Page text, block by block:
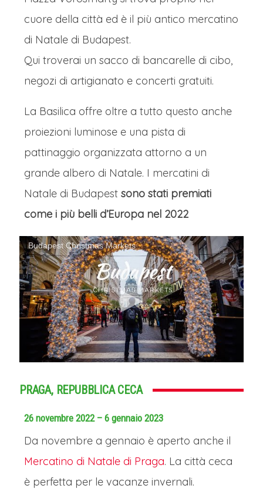
cuore della città ed è il più antico mercatino
di Natale di Budapest.
Qui troverai un sacco di bancarelle di cibo,
negozi di artigianato e concerti gratuiti.
La Basilica offre oltre a tutto questo anche
proiezioni luminose e una pista di
pattinaggio organizzata attorno a un
grande albero di Natale. I mercatini di
Natale di Budapest sono stati premiati
come i più belli d’Europa nel 2022
Budapest Christmas Markets
PRAGA, REPUBBLICA CECA
26 novembre 2022 – 6 gennaio 2023
Da novembre a gennaio è aperto anche il
Mercatino di Natale di Praga. La città ceca
è perfetta per le vacanze invernali.